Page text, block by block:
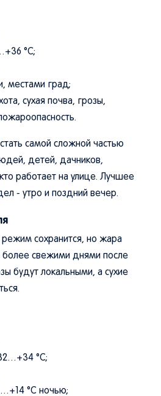
°C;
местами град;
сухая почва, грозы,
самой сложной частью
детей, дачников,
работает на улице. Лучшее
- утро и поздний вечер.
сохранится, но жара
свежими днями после
будут локальными, а сухие
°C;
°C ночью;